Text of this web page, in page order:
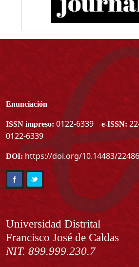
Enunciación
ISSN impreso: 0122-6339 e-ISSN:
0122-6339
DOI: https://doi.org/10.14483/
Información
Universidad Distrital
Francisco José de Caldas
NIT. 899.999.230.7